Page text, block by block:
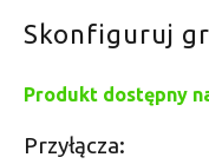
Skonfiguruj
Produkt dostępny
Przyłącza: